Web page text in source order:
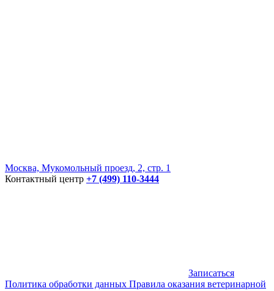
Москва, Мукомольный проезд, 2, стр. 1
Контактный центр +7 (499) 110-3444
Записаться
Политика обработки данных Правила оказания ветеринарной